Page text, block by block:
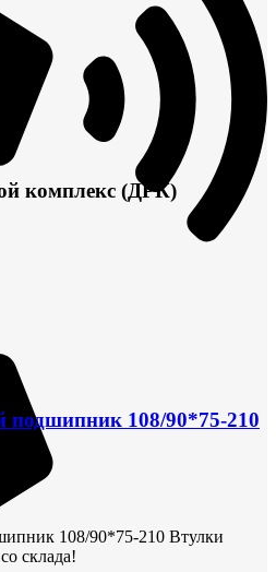
комплекс (ДРК)
подшипник 108/90*75-210
108/90*75-210 Втулки
склада!